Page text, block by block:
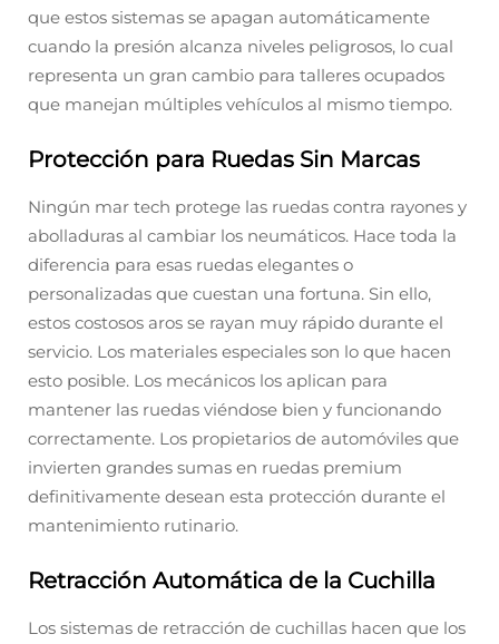
que estos sistemas se apagan automáticamente
cuando la presión alcanza niveles peligrosos, lo cual
representa un gran cambio para talleres ocupados
que manejan múltiples vehículos al mismo tiempo.
Protección para Ruedas Sin Marcas
Ningún mar tech protege las ruedas contra rayones y
abolladuras al cambiar los neumáticos. Hace toda la
diferencia para esas ruedas elegantes o
personalizadas que cuestan una fortuna. Sin ello,
estos costosos aros se rayan muy rápido durante el
servicio. Los materiales especiales son lo que hacen
esto posible. Los mecánicos los aplican para
mantener las ruedas viéndose bien y funcionando
correctamente. Los propietarios de automóviles que
invierten grandes sumas en ruedas premium
definitivamente desean esta protección durante el
mantenimiento rutinario.
Retracción Automática de la Cuchilla
Los sistemas de retracción de cuchillas hacen que los